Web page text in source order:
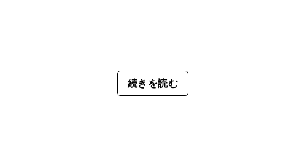
続きを読む